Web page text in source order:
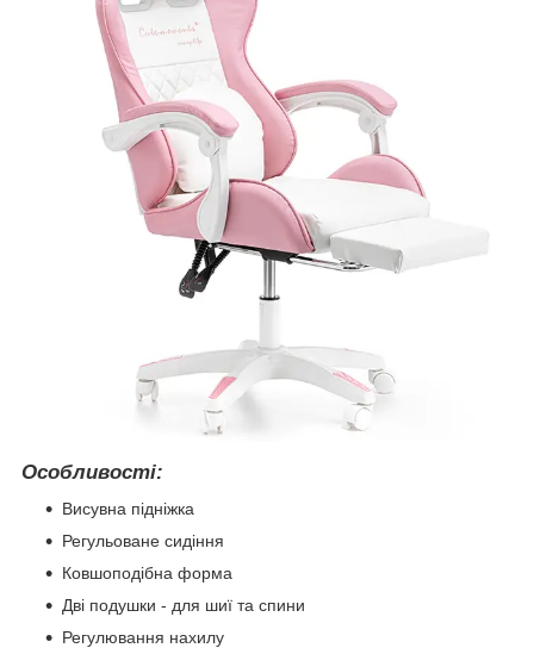
Особливості:
Висувна підніжка
Регульоване сидіння
Ковшоподібна форма
Дві подушки - для шиї та спини
Регулювання нахилу